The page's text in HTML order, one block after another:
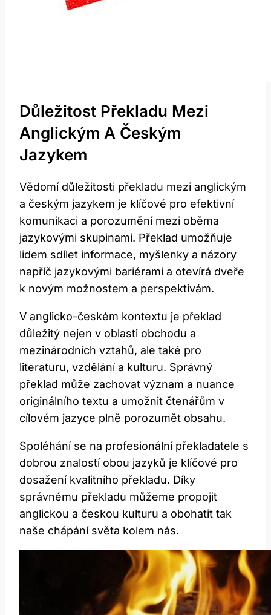
Důležitost Překladu Mezi‍
Anglickým A Českým
Jazykem
Vědomí důležitosti‍ překladu mezi‌ anglickým
a českým‍ jazykem je‍ klíčové pro efektivní
komunikaci a porozumění mezi oběma
jazykovými ⁤skupinami. Překlad ⁣umožňuje⁢
lidem ⁣sdílet informace,‌ myšlenky a názory
⁢napříč jazykovými‍ bariérami a otevírá dveře
k novým‍ možnostem a perspektivám.
V anglicko-českém​ kontextu je překlad
důležitý nejen⁢ v oblasti obchodu ⁤a
mezinárodních ⁣vztahů, ale ⁢také pro
literaturu, vzdělání a kulturu. Správný‌
překlad může zachovat význam a nuance
originálního textu a ⁣umožnit⁣ čtenářům v
⁢cílovém⁣ jazyce plně porozumět obsahu.
Spoléhání se na⁣ profesionální překladatele s
dobrou znalostí obou jazyků je klíčové pro
‌dosažení kvalitního překladu.⁢ Díky
správnému překladu můžeme ​propojit
anglickou​ a⁢ českou⁢ kulturu a obohatit tak
naše ⁤chápání světa kolem nás.​